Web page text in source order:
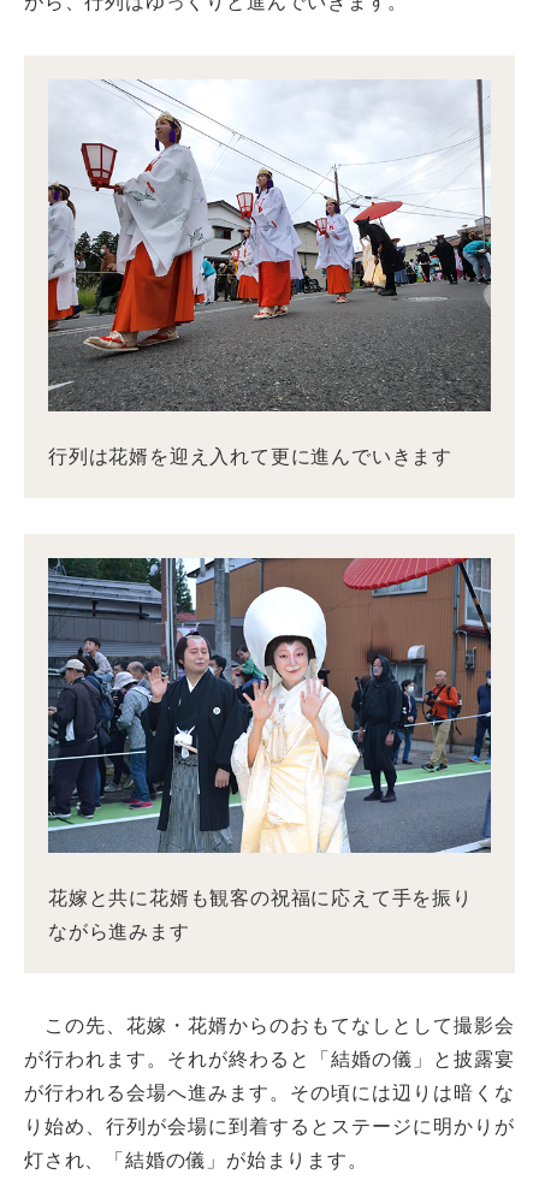
行列は花婿を迎え入れて更に進んでいきます
花嫁と共に花婿も観客の祝福に応えて手を振り
ながら進みます
この先、花嫁・花婿からのおもてなしとして撮影会
が行われます。それが終わると「結婚の儀」と披露宴
が行われる会場へ進みます。その頃には辺りは暗くな
り始め、行列が会場に到着するとステージに明かりが
灯され、「結婚の儀」が始まります。